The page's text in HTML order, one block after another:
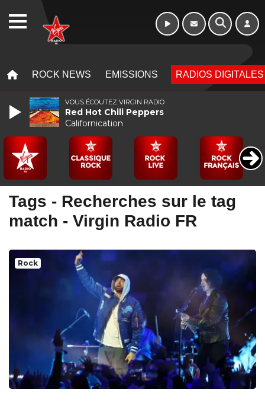
ROCK NEWS EMISSIONS RADIOS DIGITALES
Tags - Recherches sur le tag
match - Virgin Radio FR
Rock
VOUS ÉCOUTEZ VIRGIN RADIO
Red Hot Chili Peppers
Californication
WEBRADIO Week-end de 06h
à 12h